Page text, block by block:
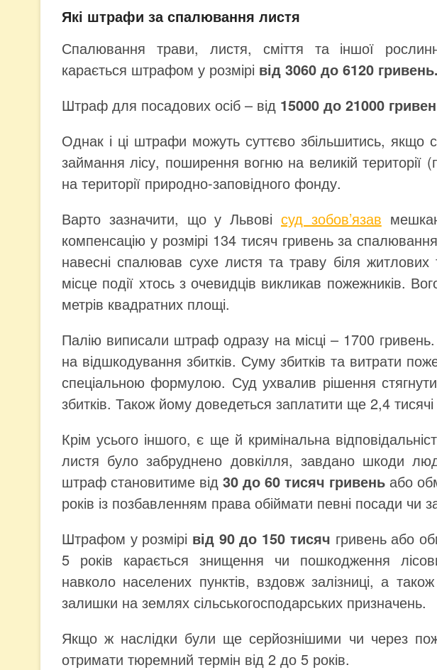
Які штрафи за спалювання листя
Спалювання трави, листя, сміття та іншої
карається штрафом у розмірі від 3060 до 6120 гривень.
Штраф для посадових осіб – від 15000 до 21000
Однак і ці штрафи можуть суттєво збільшитись, якщо
займання лісу, поширення вогню на великій
на території природно-заповідного фонду.
Варто зазначити, що у Львові суд зобов’язав
компенсацію у розмірі 134 тисяч гривень за
навесні спалював сухе листя та траву біля житлових
місце події хтось з очевидців викликав пожежників.
метрів квадратних площі.
Палію виписали штраф одразу на місці – 1700
на відшкодування збитків. Суму збитків та витрати
спеціальною формулою. Суд ухвалив рішення
збитків. Також йому доведеться заплатити ще 2,4 тисячі
Крім усього іншого, є ще й кримінальна
листя було забруднено довкілля, завдано шкоди
штраф становитиме від 30 до 60 тисяч гривень або
років із позбавленням права обіймати певні посади чи
Штрафом у розмірі від 90 до 150 тисяч гривень або
5 років карається знищення чи пошкодження
навколо населених пунктів, вздовж залізниці, а
залишки на землях сільськогосподарських призначень.
Якщо ж наслідки були ще серйознішими чи через
отримати тюремний термін від 2 до 5 років.